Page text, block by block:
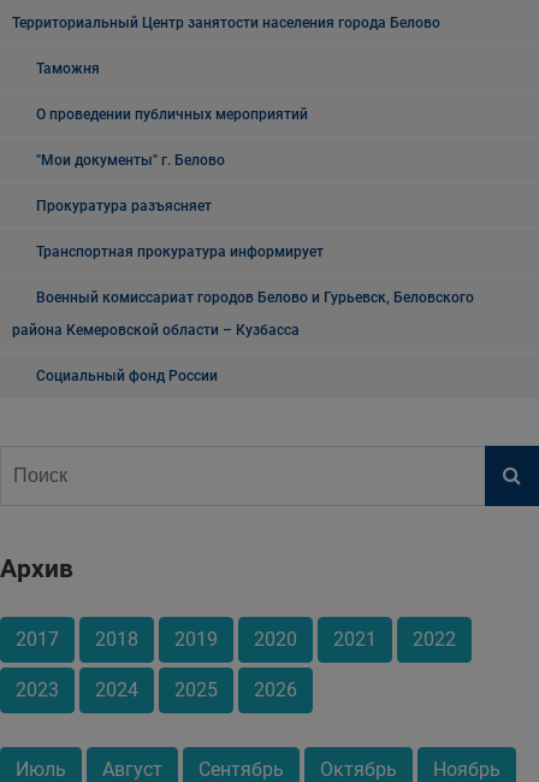
Территориальный Центр занятости населения города Белово
Таможня
О проведении публичных мероприятий
"Мои документы" г. Белово
Прокуратура разъясняет
Транспортная прокуратура информирует
Военный комиссариат городов Белово и Гурьевск, Беловского
района Кемеровской области – Кузбасса
Социальный фонд России
Архив
2017 2018 2019 2020 2021 2022
2023 2024 2025 2026
Июль Август Сентябрь Октябрь Ноябрь